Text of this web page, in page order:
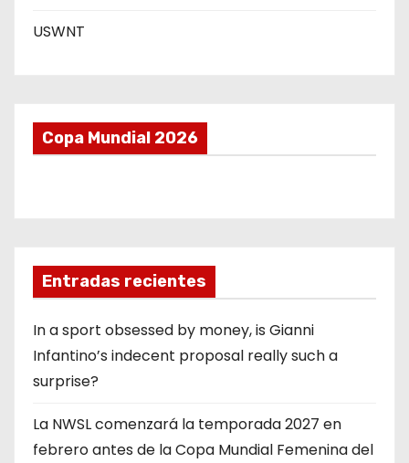
USWNT
Copa Mundial 2026
Entradas recientes
In a sport obsessed by money, is Gianni
Infantino’s indecent proposal really such a
surprise?
La NWSL comenzará la temporada 2027 en
febrero antes de la Copa Mundial Femenina del